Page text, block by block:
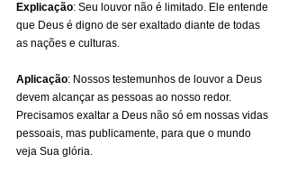
Explicação: Seu louvor não é limitado. Ele entende
que Deus é digno de ser exaltado diante de todas
as nações e culturas.
Aplicação: Nossos testemunhos de louvor a Deus
devem alcançar as pessoas ao nosso redor.
Precisamos exaltar a Deus não só em nossas vidas
pessoais, mas publicamente, para que o mundo
veja Sua glória.